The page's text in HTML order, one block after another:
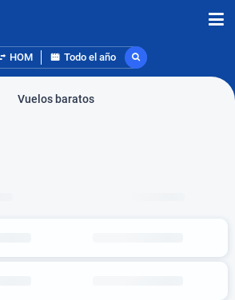
HOM Todo el año
Vuelos baratos